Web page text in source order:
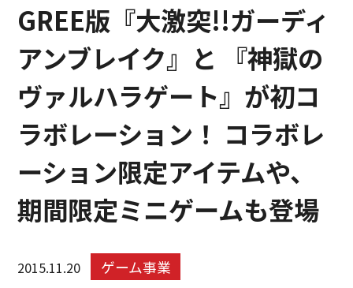
GREE版『大激突!!ガーディ
アンブレイク』と 『神獄の
ヴァルハラゲート』が初コ
ラボレーション！ コラボレ
ーション限定アイテムや、
期間限定ミニゲームも登場
2015.11.20 ゲーム事業